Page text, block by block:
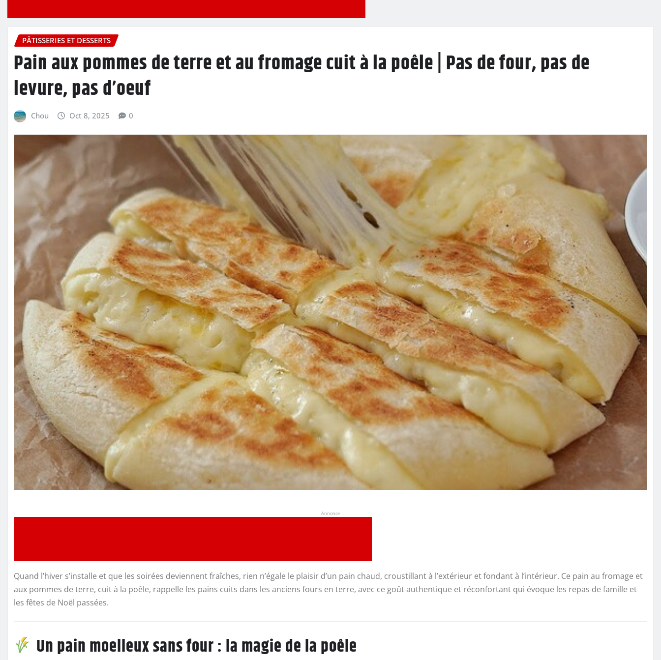
PÂTISSERIES ET DESSERTS
Pain aux pommes de terre et au fromage cuit à la poêle | Pas de four, pas de
levure, pas d’oeuf
Chou Oct 8, 2025 0
Annonce
Quand l’hiver s’installe et que les soirées deviennent fraîches, rien n’égale le plaisir d’un pain chaud, croustillant à l’extérieur et fondant à l’intérieur. Ce pain au fromage et
aux pommes de terre, cuit à la poêle, rappelle les pains cuits dans les anciens fours en terre, avec ce goût authentique et réconfortant qui évoque les repas de famille et
les fêtes de Noël passées.
Un pain moelleux sans four : la magie de la poêle